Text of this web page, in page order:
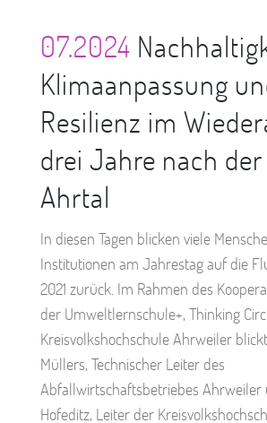
07.2024
Klimaanpassung
Resilienz im
drei Jahre nach
Ahrtal
In diesen Tagen blicken viele
Institutionen am Jahrestag auf die
2021 zurück. Im Rahmen des
der Umweltlernschule+, Thinking
Kreisvolkshochschule Ahrweiler
Müllers, Technischer Leiter des
Abfallwirtschaftsbetriebes Ahrweiler
Hofeditz, Leiter der